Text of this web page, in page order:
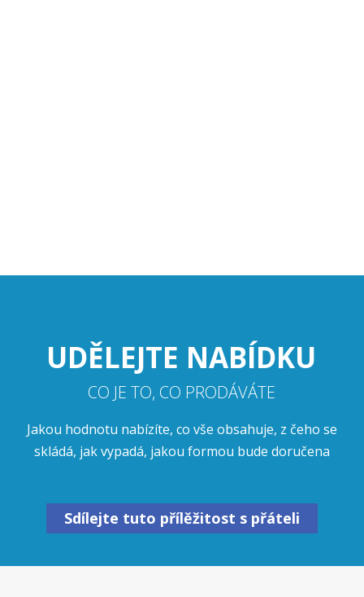
UDĚLEJTE NABÍDKU
CO JE TO, CO PRODÁVÁTE
Jakou hodnotu nabízíte, co vše obsahuje, z čeho se
skládá, jak vypadá, jakou formou bude doručena
Sdílejte tuto přílěžitost s přáteli